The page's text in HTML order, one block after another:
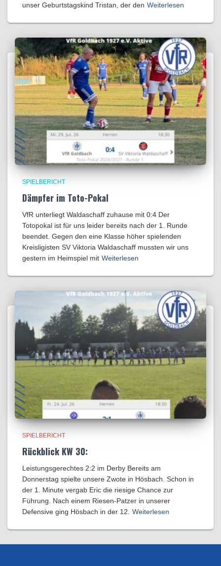
unser Geburtstagskind Tristan, der den Weiterlesen
SPIELBERICHT
Dämpfer im Toto-Pokal
VfR unterliegt Waldaschaff zuhause mit 0:4​ Der
Totopokal ist für uns leider bereits nach der 1. Runde
beendet. Gegen den eine Klasse höher spielenden
Kreisligisten SV Viktoria Waldaschaff mussten wir uns
gestern im Heimspiel mit Weiterlesen
SPIELBERICHT
Rückblick KW 30:
Leistungsgerechtes 2:2 im Derby Bereits am
Donnerstag spielte unsere Zwote in Hösbach. Schon in
der 1. Minute vergab Eric die riesige Chance zur
Führung. Nach einem Riesen-Patzer in unserer
Defensive ging Hösbach in der 12.
Weiterlesen